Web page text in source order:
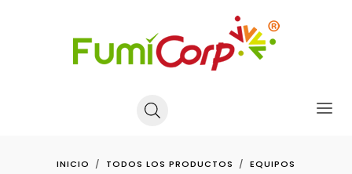
INICIO TODOS LOS PRODUCTOS
EQUIPOS